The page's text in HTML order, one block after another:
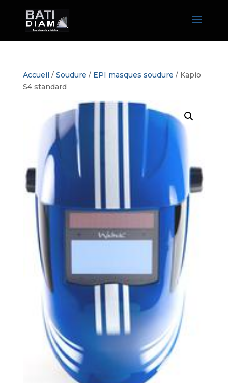
Accueil / Soudure / EPI masques soudure / Kapio
S4 standard